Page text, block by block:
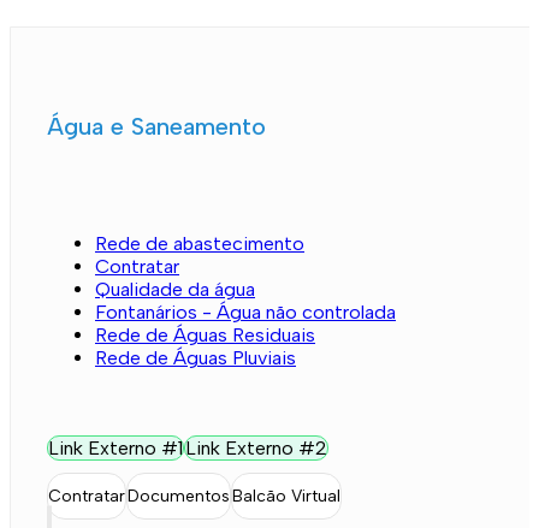
Água e Saneamento
Rede de abastecimento
Contratar
Qualidade da água
Fontanários - Água não controlada
Rede de Águas Residuais
Rede de Águas Pluviais
Link Externo #1Link Externo #2
ContratarDocumentosBalcão Virtual